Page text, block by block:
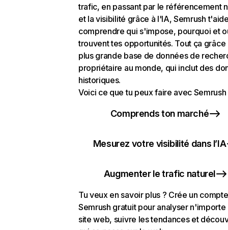
trafic, en passant par le référencement
et la visibilité grâce à l'IA, Semrush
comprendre qui s'impose, pourquoi et
trouvent tes opportunités. Tout ça grâce
plus grande base de données de
propriétaire au monde, qui inclut des
historiques.
Voici ce que tu peux faire avec Semrush
Comprends ton marché
Mesurez votre visibilité dans l’IA
Augmenter le trafic naturel
Tu veux en savoir plus ? Crée un compte
Semrush gratuit pour analyser n'importe
site web, suivre les tendances et